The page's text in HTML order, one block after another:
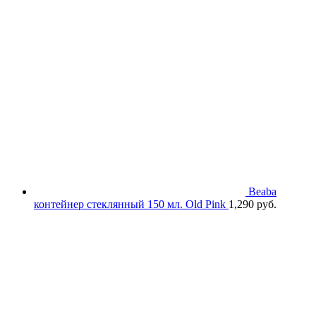
Beaba
контейнер стеклянный 150 мл. Old Pink 1,290 руб.